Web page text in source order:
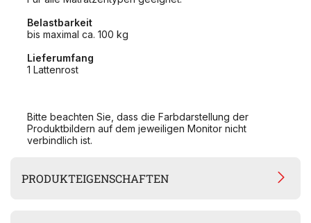
Belastbarkeit
bis maximal ca. 100 kg
Lieferumfang
1 Lattenrost
Bitte beachten Sie, dass die Farbdarstellung der
Produktbildern auf dem jeweiligen Monitor nicht
verbindlich ist.
PRODUKTEIGENSCHAFTEN